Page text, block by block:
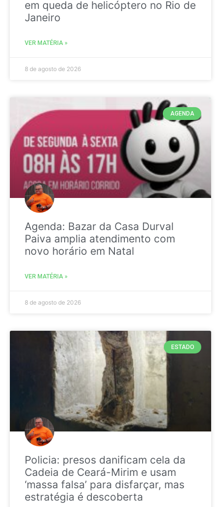
em queda de helicóptero no Rio de
Janeiro
VER MATÉRIA »
8 de agosto de 2026
AGENDA
Agenda: Bazar da Casa Durval
Paiva amplia atendimento com
novo horário em Natal
VER MATÉRIA »
8 de agosto de 2026
ESTADO
Policia: presos danificam cela da
Cadeia de Ceará-Mirim e usam
‘massa falsa’ para disfarçar, mas
estratégia é descoberta